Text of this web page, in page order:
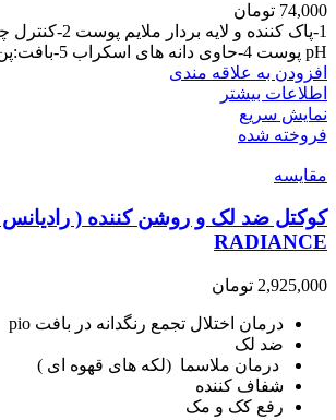
74,000 تومان
pH پوست 4-حاوی دانه های اسکراب 5-بافت:پن حجم 100 گرم
افزودن به علاقه مندی
اطلاعات بیشتر
نمایش سریع
فروخته شده
مقايسه
RADIANCE
2,925,000 تومان
درمان اختلال تجمع رنگدانه در بافت pio
ضد لک
درمان ملاسما (لکه های قهوه ای )
شفاف کننده
رفع کک و مک